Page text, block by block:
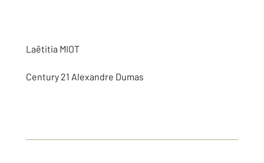
Laëtitia MIOT
Century 21 Alexandre Dumas